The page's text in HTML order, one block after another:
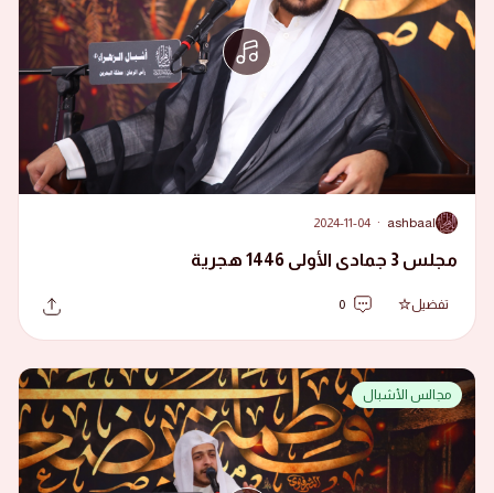
A
ashbaal
·
2024-11-04
مجلس 3 جمادى الأولى 1446 هجرية
تفضيل 0
مجالس الأشبال